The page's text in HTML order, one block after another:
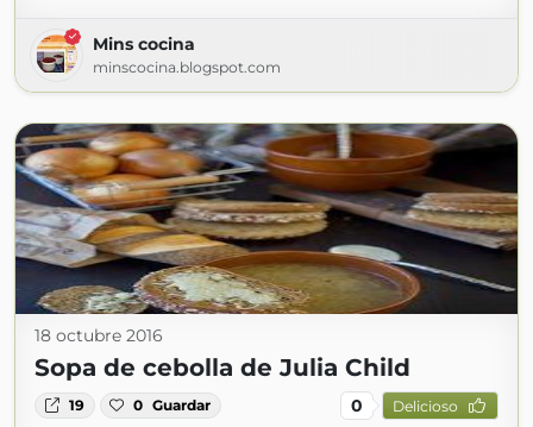
Mins cocina
minscocina.blogspot.com
18 octubre 2016
Sopa de cebolla de Julia Child
19 0 Guardar 0 Delicioso